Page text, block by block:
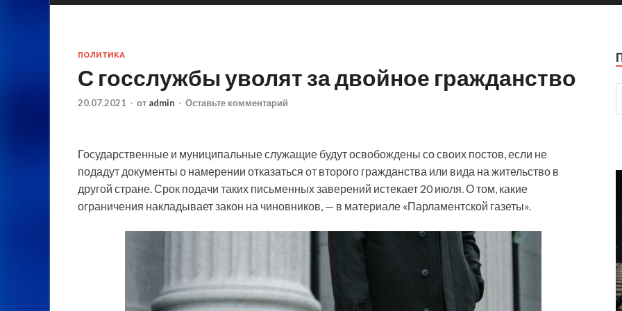
ПОЛИТИКА
С госслужбы уволят за двойное гражданство
20.07.2021 - от admin - Оставьте комментарий
Государственные и муниципальные служащие будут освобождены со своих постов, если не
подадут документы о намерении отказаться от второго гражданства или вида на жительство в
другой стране. Срок подачи таких письменных заверений истекает 20 июля. О том, какие
ограничения накладывает закон на чиновников, — в материале «Парламентской газеты».